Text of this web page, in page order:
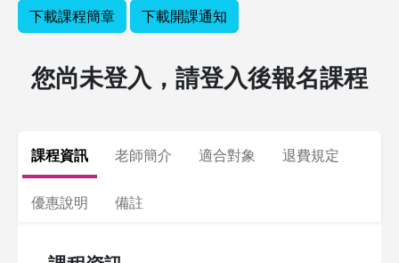
下載課程簡章 下載開課通知
您尚未登入，請登入後報名課程
課程資訊 老師簡介 適合對象 退費規定
優惠說明 備註